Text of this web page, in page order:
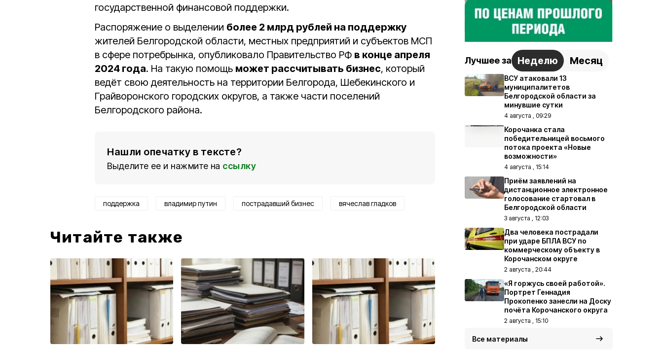
государственной финансовой поддержки.
Распоряжение о выделении более 2 млрд рублей на поддержку
жителей Белгородской области, местных предприятий и субъектов МСП
в сфере потребрынка, опубликовало Правительство РФ в конце апреля
2024 года. На такую помощь может рассчитывать бизнес, который
ведёт свою деятельность на территории Белгорода, Шебекинского и
Грайворонского городских округов, а также части поселений
Белгородского района.
Нашли опечатку в тексте?
Выделите ее и нажмите на ссылку
поддержка владимир путин пострадавший бизнес вячеслав гладков
Читайте также
Лучшее за Неделю Месяц
ВСУ атаковали 13
муниципалитетов
Белгородской области за
минувшие сутки
4 августа , 09:29
Корочанка стала
победительницей восьмого
потока проекта «Новые
возможности»
4 августа , 15:14
Приём заявлений на
дистанционное электронное
голосование стартовал в
Белгородской области
3 августа , 12:03
Два человека пострадали
при ударе БПЛА ВСУ по
коммерческому объекту в
Корочанском округе
2 августа , 20:44
«Я горжусь своей работой».
Портрет Геннадия
Прокопенко занесли на Доску
почёта Корочанского округа
2 августа , 15:10
Все материалы